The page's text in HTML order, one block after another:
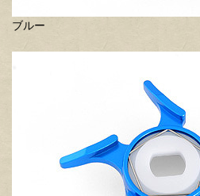
ブルー